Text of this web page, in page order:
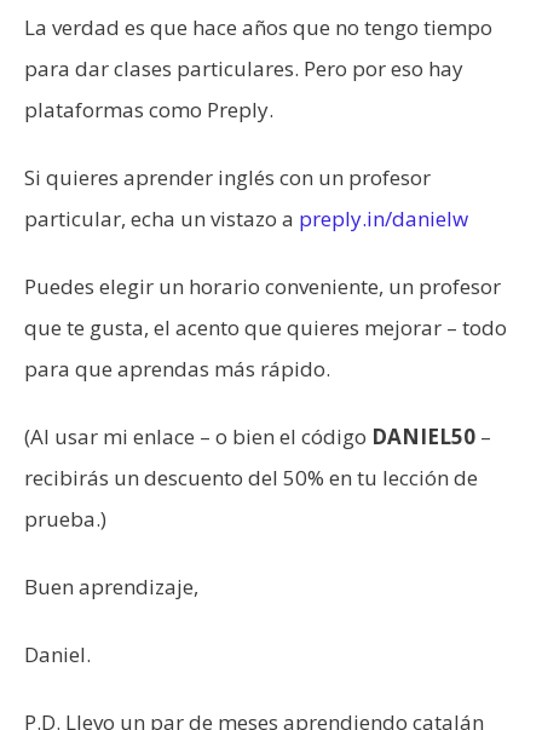
La verdad es que hace años que no tengo tiempo
para dar clases particulares. Pero por eso hay
plataformas como Preply.
Si quieres aprender inglés con un profesor
particular, echa un vistazo a preply.in/danielw
Puedes elegir un horario conveniente, un profesor
que te gusta, el acento que quieres mejorar – todo
para que aprendas más rápido.
(Al usar mi enlace – o bien el código DANIEL50 –
recibirás un descuento del 50% en tu lección de
prueba.)
Buen aprendizaje,
Daniel.
P.D. Llevo un par de meses aprendiendo catalán